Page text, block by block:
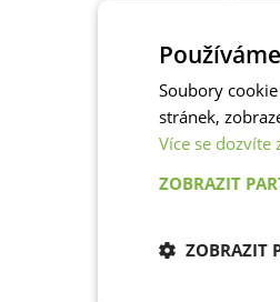
Soubory
stránek,
Více se dozvíte
ZOBRAZIT
ZOBRAZIT